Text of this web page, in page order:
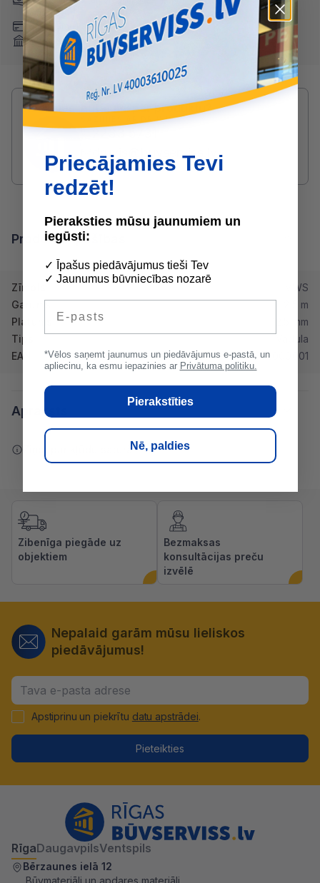
saņemot)
Maksājumu kartes
Internetbankas
Nomaksa
Radušies jautājumi par produktu?
SAZINIES AR DRUVIS:
druvis@buvserviss.lv
Produkta īpašības
Zīmols
VWS
Garums
2.5 m
Platums
12.5 mm
Tips
Vadula
EAN
1552000001
Apraksts
Ziņot par kļūdu saturā
Zibenīga piegāde uz
objektiem
Bezmaksas
konsultācijas preču
izvēlē
Nepalaid garām mūsu lieliskos
piedāvājumus!
Apstiprinu un piekrītu datu apstrādei.
Pieteikties
RīgaDaugavpilsVentspils
Bērzaunes ielā 12
Būvmateriāli un apdares materiāli
Priecājamies Tevi
redzēt!
Pieraksties mūsu jaunumiem un
iegūsti:
✓ Īpašus piedāvājumus tieši Tev
✓ Jaunumus būvniecības nozarē
*Vēlos saņemt jaunumus un piedāvājumus e-pastā, un
apliecinu, ka esmu iepazinies ar Privātuma politiku.
Pierakstīties
Nē, paldies